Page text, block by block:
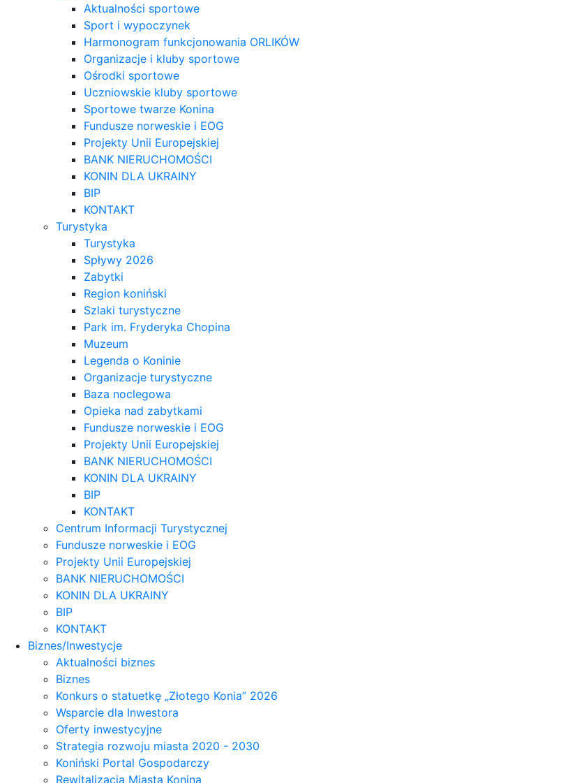
Aktualności sportowe
Sport i wypoczynek
Harmonogram funkcjonowania ORLIKÓW
Organizacje i kluby sportowe
Ośrodki sportowe
Uczniowskie kluby sportowe
Sportowe twarze Konina
Fundusze norweskie i EOG
Projekty Unii Europejskiej
BANK NIERUCHOMOŚCI
KONIN DLA UKRAINY
BIP
KONTAKT
Turystyka
Turystyka
Spływy 2026
Zabytki
Region koniński
Szlaki turystyczne
Park im. Fryderyka Chopina
Muzeum
Legenda o Koninie
Organizacje turystyczne
Baza noclegowa
Opieka nad zabytkami
Fundusze norweskie i EOG
Projekty Unii Europejskiej
BANK NIERUCHOMOŚCI
KONIN DLA UKRAINY
BIP
KONTAKT
Centrum Informacji Turystycznej
Fundusze norweskie i EOG
Projekty Unii Europejskiej
BANK NIERUCHOMOŚCI
KONIN DLA UKRAINY
BIP
KONTAKT
Biznes/Inwestycje
Aktualności biznes
Biznes
Konkurs o statuetkę „Złotego Konia” 2026
Wsparcie dla Inwestora
Oferty inwestycyjne
Strategia rozwoju miasta 2020 - 2030
Koniński Portal Gospodarczy
Rewitalizacja Miasta Konina